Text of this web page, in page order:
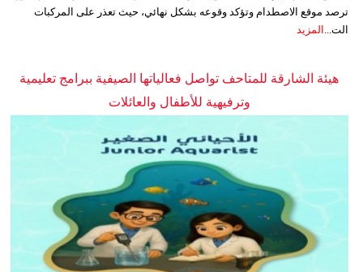
ترصد موقع الاصطدام وتؤكد وقوعه بشكل نهائي، حيث تعذر على المركبات
الت...
المزيد
هيئة الشارقة للمتاحف تواصل فعالياتها الصيفية ببرامج تعليمية
وترفيهية للأطفال والعائلات